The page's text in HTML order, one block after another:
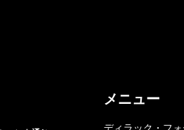
メニュー